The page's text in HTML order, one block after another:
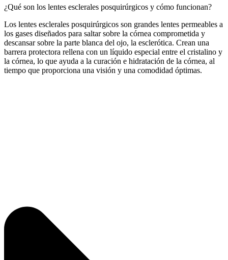
¿Qué son los lentes esclerales posquirúrgicos y cómo funcionan?
Los lentes esclerales posquirúrgicos son grandes lentes permeables a
los gases diseñados para saltar sobre la córnea comprometida y
descansar sobre la parte blanca del ojo, la esclerótica. Crean una
barrera protectora rellena con un líquido especial entre el cristalino y
la córnea, lo que ayuda a la curación e hidratación de la córnea, al
tiempo que proporciona una visión y una comodidad óptimas.